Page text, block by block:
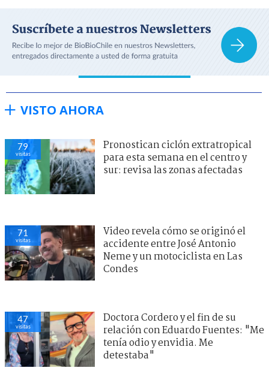
VISTO AHORA
79
visitas
Pronostican ciclón extratropical
para esta semana en el centro y
sur: revisa las zonas afectadas
71
visitas
Video revela cómo se originó el
accidente entre José Antonio
Neme y un motociclista en Las
Condes
47
visitas
Doctora Cordero y el fin de su
relación con Eduardo Fuentes: "Me
tenía odio y envidia. Me
detestaba"